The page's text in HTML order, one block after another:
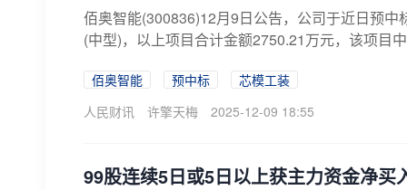
佰奥智能(300836)12月9日公告，公司于近日预
(中型)，以上项目合计金额2750.21万元，该项目
佰奥智能 预中标
芯模工装
人民财讯
许擎天梅 2025-12-09 18:55
99股连续5日或5日以上获主力资金净买